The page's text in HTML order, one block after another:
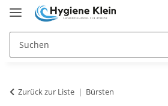
Zurück zur Liste Bürsten